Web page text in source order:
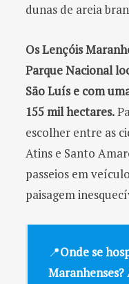
dunas de areia
Os Lençóis
Parque Nacional
São Luís e com
155 mil hectares.
escolher entre as
Atins e Santo
passeios em
paisagem
📍Onde se
Maranhenses?